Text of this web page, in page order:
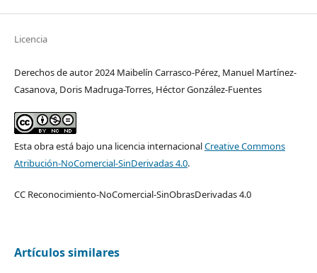
Licencia
Derechos de autor 2024 Maibelín Carrasco-Pérez, Manuel Martínez-
Casanova, Doris Madruga-Torres, Héctor González-Fuentes
Esta obra está bajo una licencia internacionalCreative Commons
Atribución-NoComercial-SinDerivadas 4.0.
CC Reconocimiento-NoComercial-SinObrasDerivadas 4.0
Artículos similares